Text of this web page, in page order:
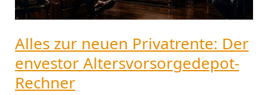
Alles zur neuen Privatrente: Der
envestor Altersvorsorgedepot-
Rechner